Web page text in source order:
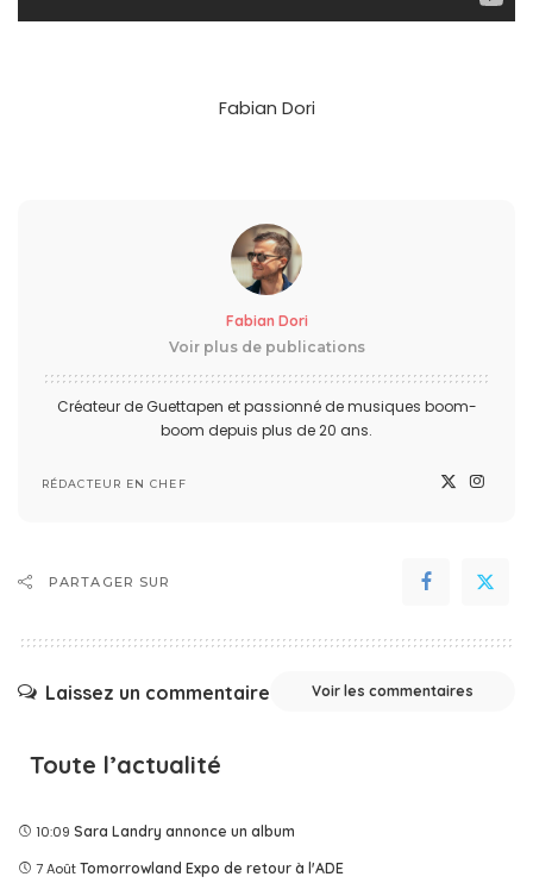
Fabian Dori
Fabian Dori
Voir plus de publications
Créateur de Guettapen et passionné de musiques boom-
boom depuis plus de 20 ans.
RÉDACTEUR EN CHEF
PARTAGER SUR
Laissez un commentaire Voir les commentaires
Toute l’actualité
10:09 Sara Landry annonce un album
7 Août Tomorrowland Expo de retour à l'ADE